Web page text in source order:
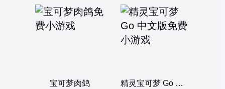
宝可梦肉鸽 精灵宝可梦 Go 中文版